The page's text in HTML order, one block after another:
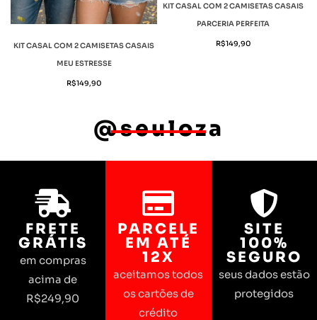
KIT CASAL COM 2 CAMISETAS CASAIS
MEU ESTRESSE
R$149,90
KIT CASAL COM 2 CAMISETAS CASAIS
PARCERIA PERFEITA
R$149,90
@seuloza
FRETE
GRÁTIS
em compras
acima de
R$249,90
PARCELE
EM ATÉ
12X
aceitamos todos
os cartões de
crédito
SITE
100%
SEGURO
seus dados estão
protegidos